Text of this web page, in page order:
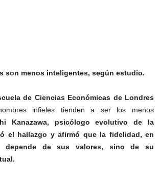
son menos inteligentes, según estudio.
de Ciencias Económicas de Londres
infieles tienden a ser los menos
Kanazawa, psicólogo evolutivo de la
el hallazgo y afirmó que la fidelidad, en
depende de sus valores, sino de su